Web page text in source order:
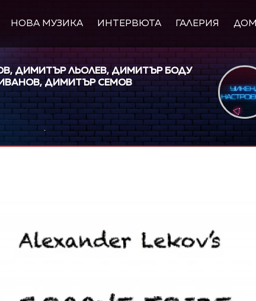
НОВА МУЗИКА ИНТЕРВЮТА ГАЛЕРИЯ
ДИМИТЪР ЛЬОЛЕВ, ДИМИТЪР БОДУ
ДИМИТЪР СЕМОВ